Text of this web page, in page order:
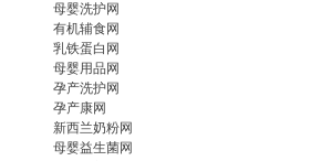
母婴洗护网
有机辅食网
乳铁蛋白网
母婴用品网
孕产洗护网
孕产康网
新西兰奶粉网
母婴益生菌网